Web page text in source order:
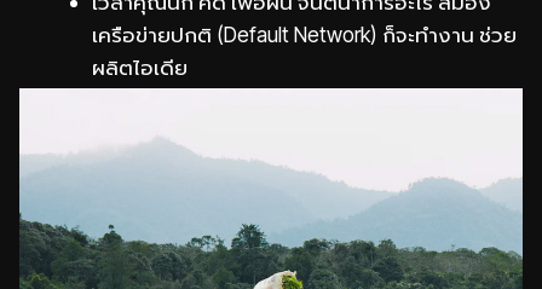
เครือข่ายปกติ (Default Network) ก็จะทำงาน ช่วย
ผลิตไอเดีย